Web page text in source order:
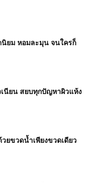
ยม หอมละมุน จนใครก็
นียน สยบทุกปัญหาผิวแห้ง
ยขวดน้ำเพียงขวดเดียว